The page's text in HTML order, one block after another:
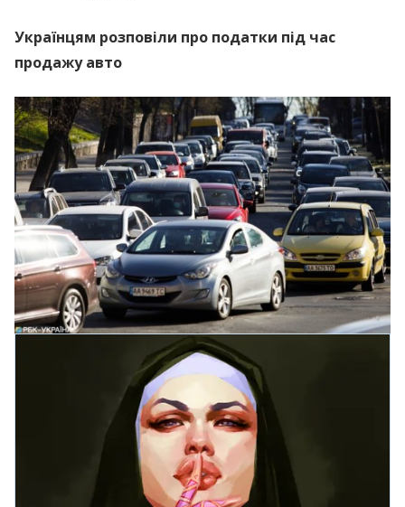
Українцям розповіли про податки під час
продажу авто